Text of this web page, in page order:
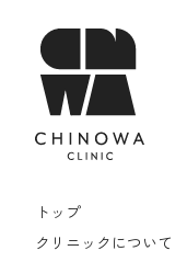
トップ
クリニックについて